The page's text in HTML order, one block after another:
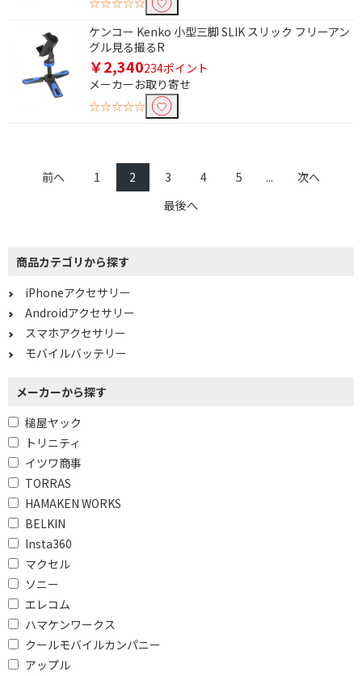
ケンコー Kenko 小型三脚 SLIK スリック フリーアン
グル見る撮るR
￥2,340234ポイント
メーカーお取り寄せ
☆☆☆☆☆
前へ 1 2 3 4 5 ...
次へ
最後へ
商品カテゴリから探す
iPhoneアクセサリー
Androidアクセサリー
スマホアクセサリー
モバイルバッテリー
メーカーから探す
槌屋ヤック
トリニティ
イツワ商事
TORRAS
HAMAKEN WORKS
BELKIN
Insta360
マクセル
ソニー
エレコム
ハマケンワークス
クールモバイルカンパニー
アップル